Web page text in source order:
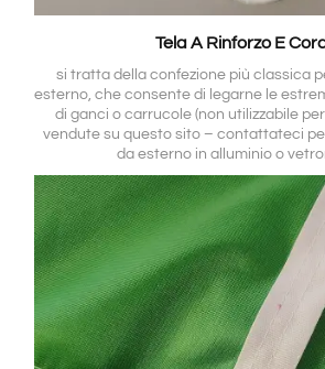
Tela A Rinforzo E
si tratta della confezione più classica
esterno, che consente di legarne le
di ganci o carrucole (non utilizzabile
vendute su questo sito – contattateci
da esterno in alluminio o